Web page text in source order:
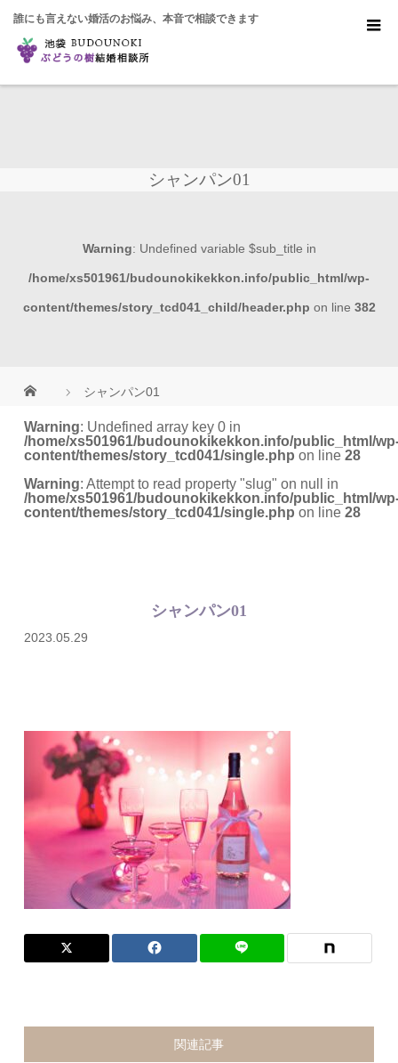
誰にも言えない婚活のお悩み、本音で相談できます
シャンパン01
Warning: Undefined variable $sub_title in
/home/xs501961/budounokikekkon.info/public_html/wp-
content/themes/story_tcd041_child/header.php on line 382
シャンパン01
Warning: Undefined array key 0 in
/home/xs501961/budounokikekkon.info/public_html/
content/themes/story_tcd041/single.php on line28
Warning: Attempt to read property "slug" on null in
/home/xs501961/budounokikekkon.info/public_html/
content/themes/story_tcd041/single.php on line28
シャンパン01
2023.05.29
関連記事